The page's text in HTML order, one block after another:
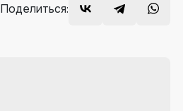
Поделиться: